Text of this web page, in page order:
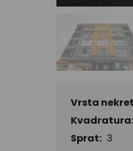
Vrsta
Kvadratura:
Sprat: 3